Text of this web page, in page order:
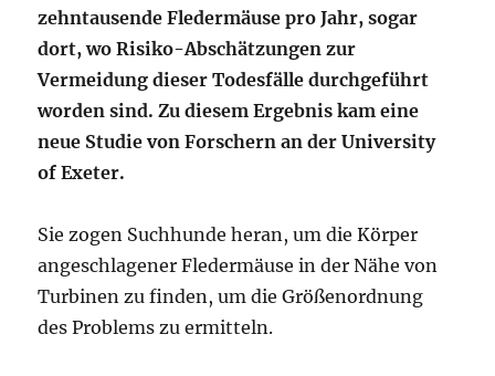
zehntausende Fledermäuse pro Jahr, sogar
dort, wo Risiko-Abschätzungen zur
Vermeidung dieser Todesfälle durchgeführt
worden sind. Zu diesem Ergebnis kam eine
neue Studie von Forschern an der University
of Exeter.
Sie zogen Suchhunde heran, um die Körper
angeschlagener Fledermäuse in der Nähe von
Turbinen zu finden, um die Größenordnung
des Problems zu ermitteln.